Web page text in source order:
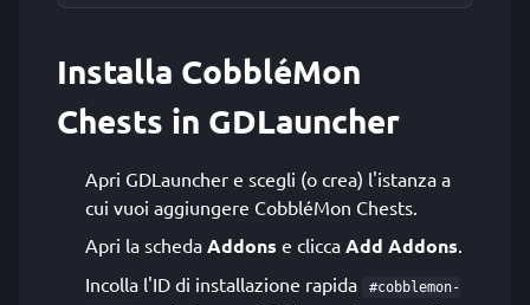
Installa CobbléMon
Chests in GDLauncher
Apri GDLauncher e scegli (o crea) l'istanza a
cui vuoi aggiungere CobbléMon Chests.
Apri la scheda Addons e clicca Add Addons.
Incolla l'ID di installazione rapida
#cobblemon-